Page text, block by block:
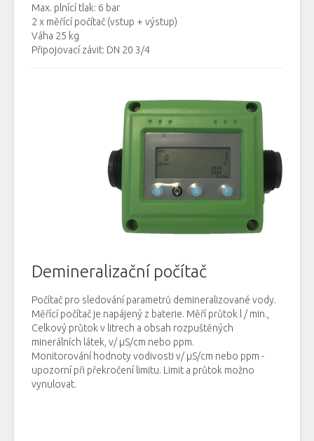
Max. plnící tlak: 6 bar
2 x měřící počítač (vstup + výstup)
Váha 25 kg
Připojovací závit: DN 20 3/4
Demineralizační počítač
Počítač pro sledování parametrů demineralizované vody.
Měřící počítač je napájený z baterie. Měří průtok l / min.,
Celkový průtok v litrech a obsah rozpuštěných
minerálních látek, v/ μS/cm nebo ppm.
Monitorování hodnoty vodivosti v/ μS/cm nebo ppm -
upozorní při překročení limitu. Limit a průtok možno
vynulovat.